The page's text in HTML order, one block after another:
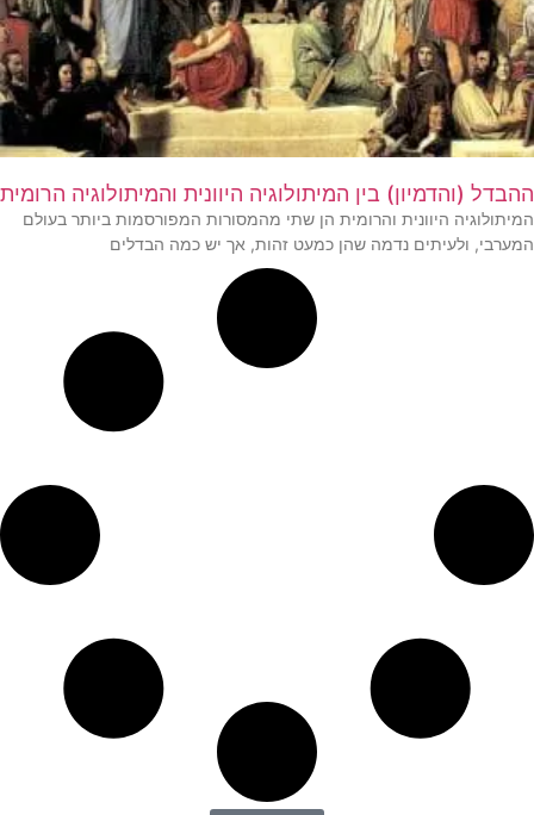
ההבדל (והדמיון) בין המיתולוגיה היוונית והמיתולוגיה הרומית
המיתולוגיה היוונית והרומית הן שתי מהמסורות המפורסמות ביותר בעולם
המערבי, ולעיתים נדמה שהן כמעט זהות, אך יש כמה הבדלים